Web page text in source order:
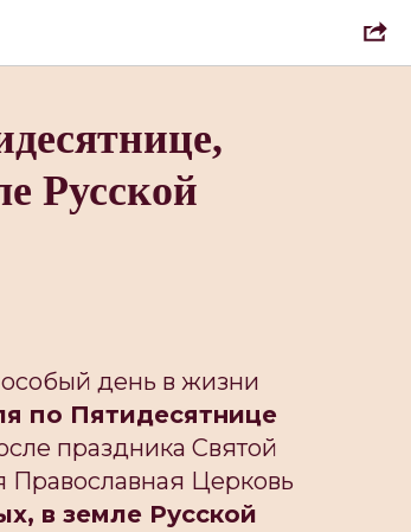
Русской
день в жизни
по Пятидесятнице
праздника Святой
Православная Церковь
в земле Русской